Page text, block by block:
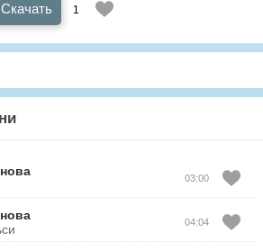
Скачать 1
03:00
04:04